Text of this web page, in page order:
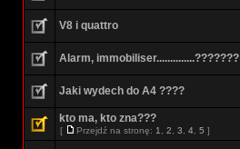
V8 i quattro
Alarm, immobiliser..............???????
Jaki wydech do A4 ????
kto ma, kto zna???
[ Przejdź na stronę: 1 2 3 4 5 ]